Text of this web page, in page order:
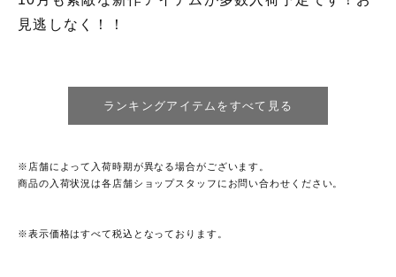
見逃しなく！！
ランキングアイテムをすべて見る
※店舗によって入荷時期が異なる場合がございます。
商品の入荷状況は各店舗ショップスタッフにお問い合わせください。
※表示価格はすべて税込となっております。